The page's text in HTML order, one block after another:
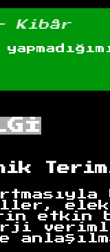
Kibâr
etkin